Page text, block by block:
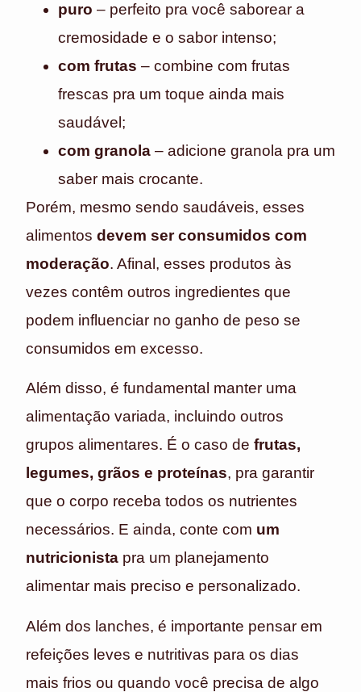
puro – perfeito pra você saborear a
cremosidade e o sabor intenso;
com frutas – combine com frutas
frescas pra um toque ainda mais
saudável;
com granola – adicione granola pra um
saber mais crocante.
Porém, mesmo sendo saudáveis, esses
alimentos devem ser consumidos com
moderação. Afinal, esses produtos às
vezes contêm outros ingredientes que
podem influenciar no ganho de peso se
consumidos em excesso.
Além disso, é fundamental manter uma
alimentação variada, incluindo outros
grupos alimentares. É o caso de frutas,
legumes, grãos e proteínas, pra garantir
que o corpo receba todos os nutrientes
necessários. E ainda, conte com um
nutricionista pra um planejamento
alimentar mais preciso e personalizado.
Além dos lanches, é importante pensar em
refeições leves e nutritivas para os dias
mais frios ou quando você precisa de algo